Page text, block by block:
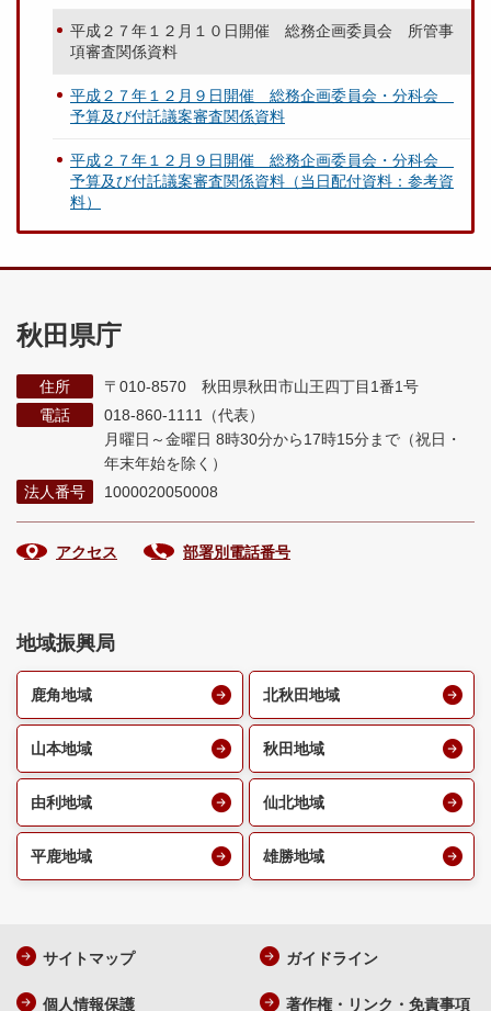
平成２７年１２月１０日開催 総務企画委員会 所管事
項審査関係資料
平成２７年１２月９日開催 総務企画委員会・分科会
予算及び付託議案審査関係資料
平成２７年１２月９日開催 総務企画委員会・分科会
予算及び付託議案審査関係資料（当日配付資料：参考資
料）
秋田県庁
住所
〒010-8570 秋田県秋田市山王四丁目1番1号
電話
018-860-1111（代表）
月曜日～金曜日 8時30分から17時15分まで （祝日・
年末年始を除く）
法人番号
1000020050008
アクセス 部署別電話番号
地域振興局
鹿角地域 北秋田地域
山本地域 秋田地域
由利地域 仙北地域
平鹿地域 雄勝地域
サイトマップ ガイドライン
個人情報保護 著作権・リンク・免責事項